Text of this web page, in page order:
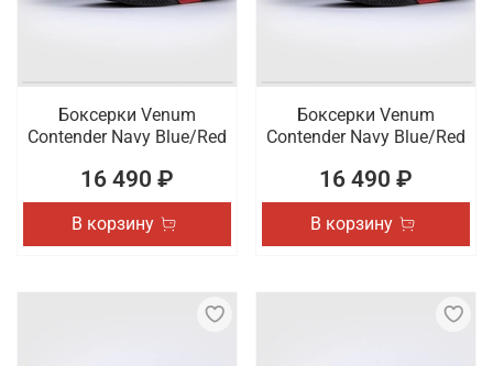
Боксерки Venum
Contender Navy Blue/Red
16 490 ₽
В корзину
Боксерки Venum
Contender Navy Blue/Red
16 490 ₽
В корзину